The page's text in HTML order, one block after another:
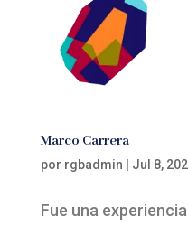
Marco Carrera
por rgbadmin | Jul 8,
Fue una